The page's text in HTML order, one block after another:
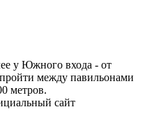
у Южного входа - от
между павильонами
метров.
сайт